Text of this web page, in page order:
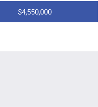
$4,550,000